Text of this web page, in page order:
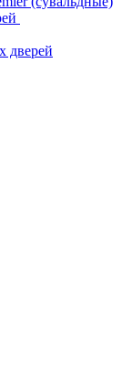
дверей